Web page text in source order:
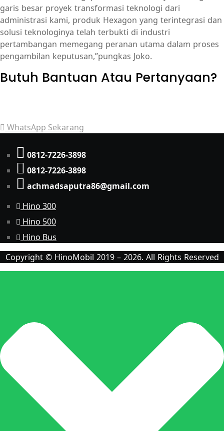
garis besar proyek transformasi teknologi dari
administrasi kami, produk Hexagon yang terintegrasi dan
solusi teknologinya telah terbukti di industri
pertambangan memegang peranan utama dalam proses
pengambilan keputusan,”pungkas Joko.
Butuh Bantuan Atau Pertanyaan?
WhatsApp Sekarang
0812-7226-3898
0812-7226-3898
achmadsaputra86@gmail.com
Hino 300
Hino 500
Hino Bus
Copyright © HinoMobil 2019 – 2026. All Rights Reserved